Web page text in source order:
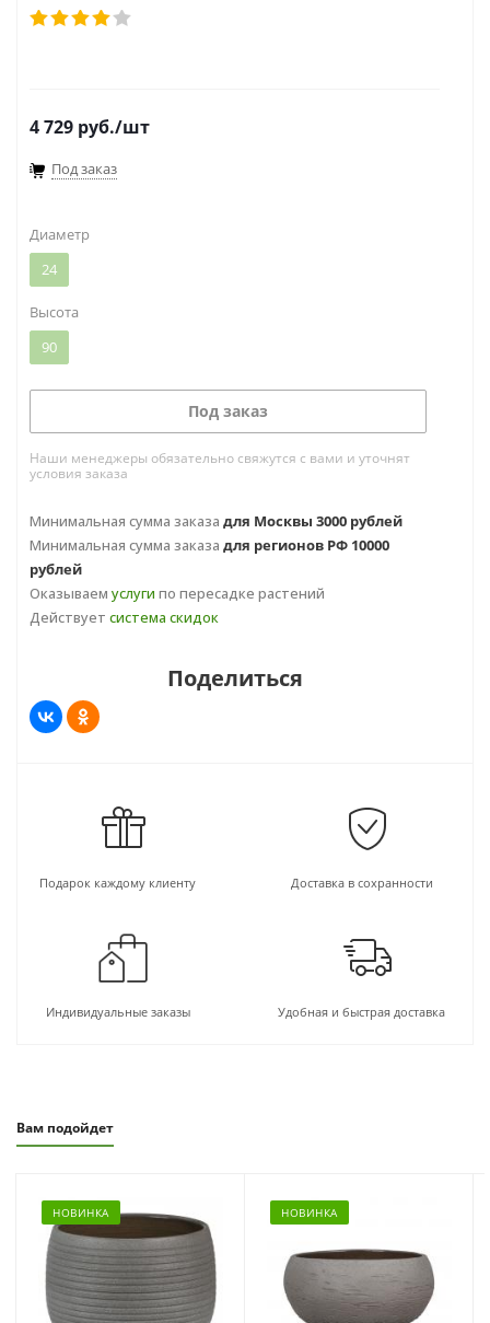
4 729 руб./шт
Под заказ
Диаметр
24
Высота
90
Под заказ
Наши менеджеры обязательно свяжутся с вами и уточнят
условия заказа
Минимальная сумма заказа для Москвы 3000 рублей
Минимальная сумма заказа для регионов РФ 10000
рублей
Оказываем услуги по пересадке растений
Действует система скидок
Поделиться
Подарок каждому клиенту Доставка в сохранности
Индивидуальные заказы Удобная и быстрая доставка
Вам подойдет
НОВИНКА НОВИНКА